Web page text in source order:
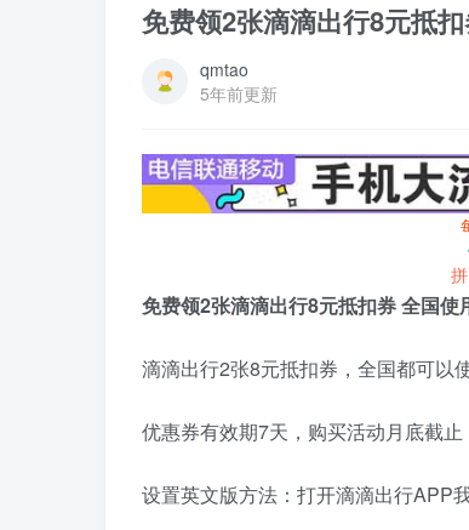
免费领2张滴滴出行8元抵
qmtao
5年前更新
免费领2张滴滴出行8元抵扣券 全国使
滴滴出行2张8元抵扣券，全国都可以
优惠券有效期7天，购买活动月底截
设置英文版方法：打开滴滴出行APP